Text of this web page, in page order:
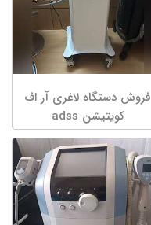
فروش دستگاه لاغری آر اف
کویتیشن adss